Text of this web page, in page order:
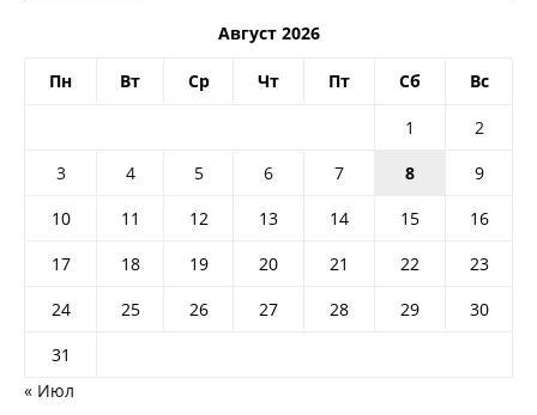
Август 2026
Пн Вт Ср Чт Пт Сб Вс
1
2
3
4 5 6 7 8
9
10
11 12 13 14 15
16
17
18 19 20 21 22
23
24
25 26 27 28 29
30
31
« Июл